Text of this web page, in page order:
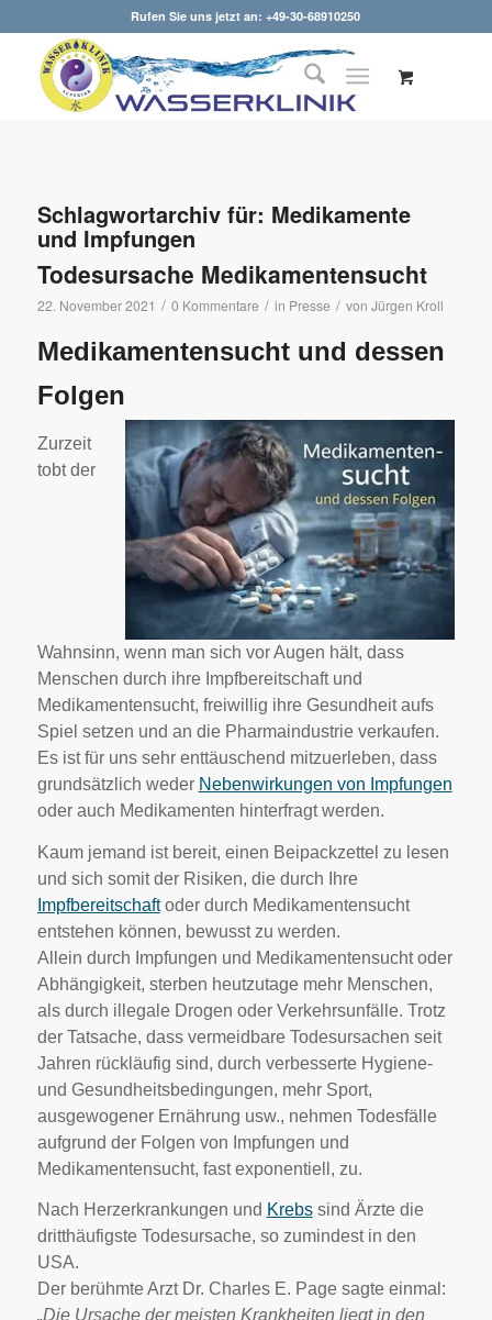
Rufen Sie uns jetzt an: +49-30-68910250
Schlagwortarchiv für: Medikamente
und Impfungen
Todesursache Medikamentensucht
22. November 2021 / 0 Kommentare / in Presse / von Jürgen Kroll
Medikamentensucht und dessen
Folgen
Zurzeit
tobt der
Wahnsinn, wenn man sich vor Augen hält, dass
Menschen durch ihre Impfbereitschaft und
Medikamentensucht, freiwillig ihre Gesundheit aufs
Spiel setzen und an die Pharmaindustrie verkaufen.
Es ist für uns sehr enttäuschend mitzuerleben, dass
grundsätzlich weder Nebenwirkungen von Impfungen
oder auch Medikamenten hinterfragt werden.
Kaum jemand ist bereit, einen Beipackzettel zu lesen
und sich somit der Risiken, die durch Ihre
Impfbereitschaftoder durch Medikamentensucht
entstehen können, bewusst zu werden.
Allein durch Impfungen und Medikamentensucht oder
Abhängigkeit, sterben heutzutage mehr Menschen,
als durch illegale Drogen oder Verkehrsunfälle. Trotz
der Tatsache, dass vermeidbare Todesursachen seit
Jahren rückläufig sind, durch verbesserte Hygiene-
und Gesundheitsbedingungen, mehr Sport,
ausgewogener Ernährung usw., nehmen Todesfälle
aufgrund der Folgen von Impfungen und
Medikamentensucht, fast exponentiell, zu.
Nach Herzerkrankungen und Krebssind Ärzte die
dritthäufigste Todesursache, so zumindest in den
USA.
Der berühmte Arzt Dr. Charles E. Page sagte einmal:
„Die Ursache der meisten Krankheiten liegt in den